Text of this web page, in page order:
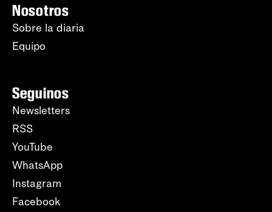
Nosotros
Sobre la diaria
Equipo
Seguinos
Newsletters
RSS
YouTube
WhatsApp
Instagram
Facebook